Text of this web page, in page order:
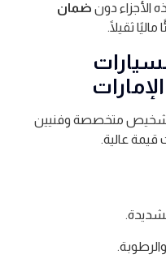
الأجزاء دون ضمان
ماليًا ثقيلًا.
تشخيص متخصصة وفنيين
قيمة عالية.
والرطوبة.